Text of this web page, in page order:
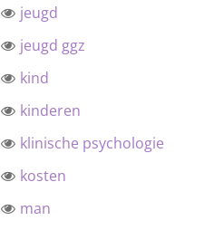
jeugd
jeugd ggz
kind
kinderen
klinische psychologie
kosten
man